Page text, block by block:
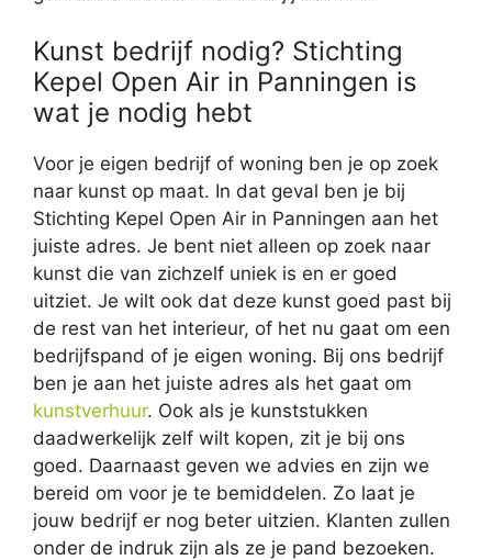
Kunst bedrijf nodig? Stichting
Kepel Open Air in Panningen is
wat je nodig hebt
Voor je eigen bedrijf of woning ben je op zoek
naar kunst op maat. In dat geval ben je bij
Stichting Kepel Open Air in Panningen aan het
juiste adres. Je bent niet alleen op zoek naar
kunst die van zichzelf uniek is en er goed
uitziet. Je wilt ook dat deze kunst goed past bij
de rest van het interieur, of het nu gaat om een
bedrijfspand of je eigen woning. Bij ons bedrijf
ben je aan het juiste adres als het gaat om
kunstverhuur. Ook als je kunststukken
daadwerkelijk zelf wilt kopen, zit je bij ons
goed. Daarnaast geven we advies en zijn we
bereid om voor je te bemiddelen. Zo laat je
jouw bedrijf er nog beter uitzien. Klanten zullen
onder de indruk zijn als ze je pand bezoeken.